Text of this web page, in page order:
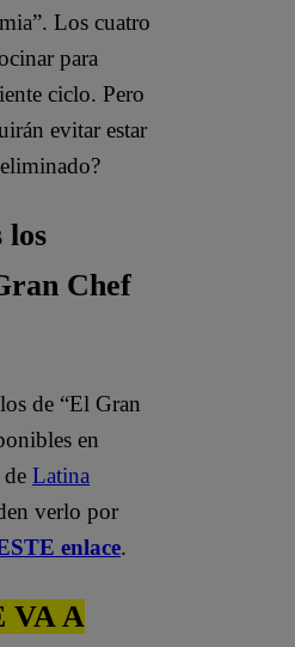
Los cuatro
para
ciclo. Pero
evitar estar
los
Chef
de “El Gran
en
Latina
verlo por
enlace.
VA A